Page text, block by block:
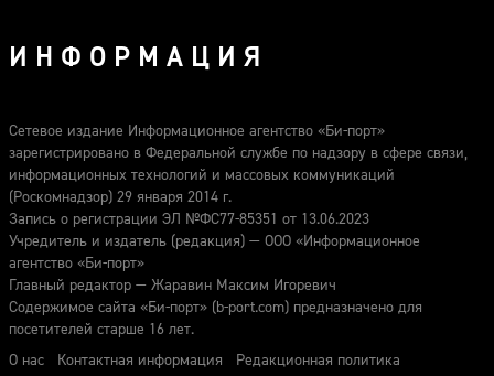
ИНФОРМАЦИЯ
Сетевое издание Информационное агентство «Би-порт»
зарегистрировано в Федеральной службе по надзору в сфере связи,
информационных технологий и массовых коммуникаций
(Роскомнадзор) 29 января 2014 г.
Запись о регистрации ЭЛ №ФС77-85351 от 13.06.2023
Учредитель и издатель (редакция) — ООО «Информационное
агентство «Би-порт»
Главный редактор — Жаравин Максим Игоревич
Содержимое сайта «Би-порт» (b-port.com) предназначено для
посетителей старше 16 лет.
О нас
Контактная информация Редакционная политика